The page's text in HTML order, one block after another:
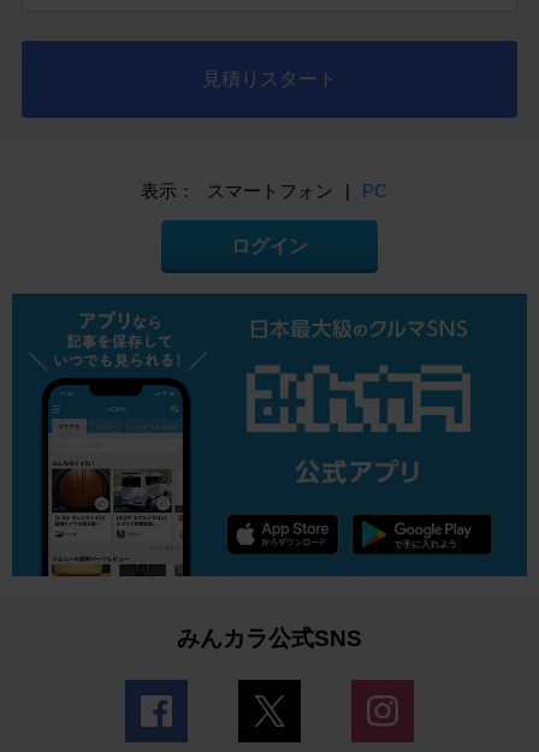
見積りスタート
表示： スマートフォン | PC
ログイン
みんカラ公式SNS